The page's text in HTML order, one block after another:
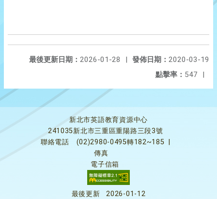
發佈日期： 2020-03-19
最後更新日期： 2026-01-28
|
點擊率： 547 |
新北市英語教育資源中心
241035新北市三重區重陽路三段3號
聯絡電話
(02)2980-0495轉182~185
傳真
電子信箱
最後更新 2026-01-12